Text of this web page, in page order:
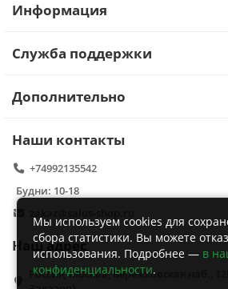
Информация
Служба поддержки
Дополнительно
Наши контакты
+74992135542
Будни: 10-18
Наш адрес
Россия, Москва, Бережковская наб.,
Мы используем cookies для
сбора статистики. Вы можете
использования. Подробнее — в
конфиденциальности.